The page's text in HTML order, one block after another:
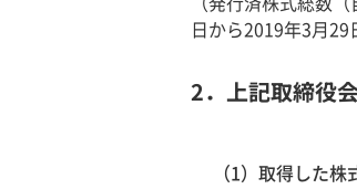
日から2019年3月29
2．上記取締役
（1）取得した